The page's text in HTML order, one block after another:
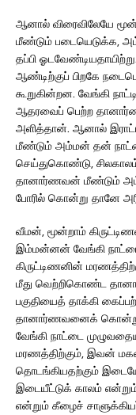
ஆனால் விரைவிலேயே
மீண்டும் படையெடுக்க,
தப்பி
ஆண்டிற்குப் பிறகே
கூறுகின்றன. வேங்கி
ஆதரவைப் பெற்ற
அளித்தான். ஆனால்
மீண்டும் அம்மன் தன்
செய்துகொண்டு,
தானார்ணவன் மீண்டும்
போரில் கொன்று தானே
வீமன், மூன்றாம்
இம்மன்னன் வேங்கி
கிருட்டிணனின்
மீது வெற்றிகொண்ட
பகுதியைத் தாக்கி
தானார்ணவனைக்
வேங்கி நாட்டை
மரணத்திற்கும், இவன்
தொடங்கியதற்கும்
இடையீட்டுக் காலம்
என்றும் கீழைச்